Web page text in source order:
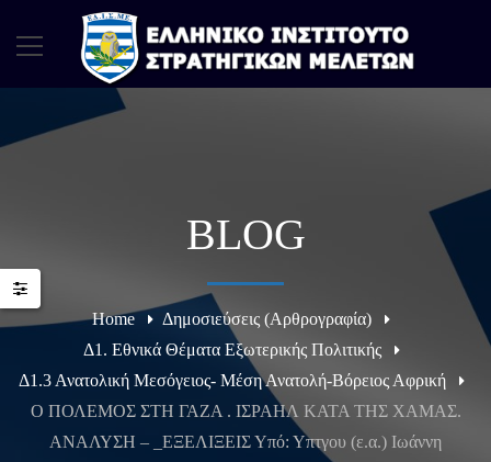
BLOG
Home
Δημοσιεύσεις (Αρθρογραφία)
Δ1. Εθνικά Θέματα Εξωτερικής Πολιτικής
Δ1.3 Ανατολική Μεσόγειος- Μέση Ανατολή-Βόρειος Αφρική
Ο ΠΟΛΕΜΟΣ ΣΤΗ ΓΑΖΑ . ΙΣΡΑΗΛ ΚΑΤΑ ΤΗΣ ΧΑΜΑΣ.
ΑΝΑΛΥΣΗ – _ΕΞΕΛΙΞΕΙΣ Υπό: Υπτγου (ε.α.) Ιωάννη